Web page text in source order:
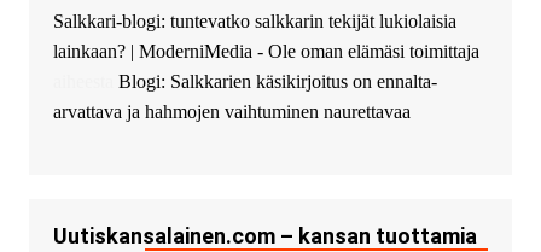
Salkkari-blogi: tuntevatko salkkarin tekijät lukiolaisia
lainkaan? | ModerniMedia - Ole oman elämäsi toimittaja
Blogi: Salkkarien käsikirjoitus on ennalta-
arvattava ja hahmojen vaihtuminen naurettavaa
Uutiskansalainen.com – kansan tuottamia